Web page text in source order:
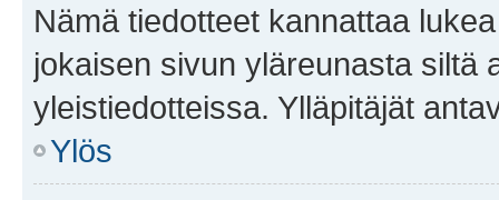
Nämä tiedotteet kannattaa
jokaisen sivun yläreunasta siltä
yleistiedotteissa. Ylläpitäjät
Ylös